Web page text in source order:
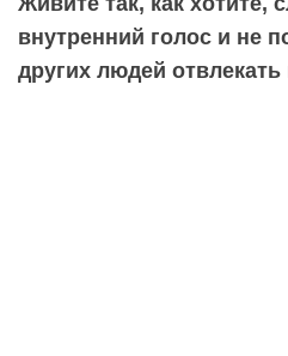
внутренний голос и не
других людей